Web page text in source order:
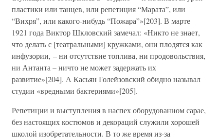
пластики или танцев, или репетиция “Марата”, или
“Вихря”, или какого-нибудь “Пожара”»[203]. В марте
1921 года Виктор Шкловский замечал: «Никто не знает,
что делать с [театральными] кружками, они плодятся как
инфузории, – ни отсутствие топлива, ни продовольствия,
ни Антанта – ничто не может задержать их
развитие»[204]. А Касьян Голейзовский обидно называл
студии «вредными бактериями»[205].
Репетиции и выступления в наспех оборудованном сарае,
без настоящих костюмов и декораций служили хорошей
школой изобретательности. В то же время из-за